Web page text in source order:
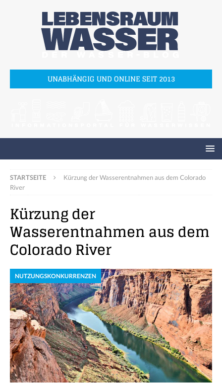
UNABHÄNGIG UND ONLINE SEIT 2013
STARTSEITE
Kürzung der Wasserentnahmen aus dem Colorado
River
Kürzung der
Wasserentnahmen aus dem
Colorado River
NUTZUNGSKONKURRENZEN